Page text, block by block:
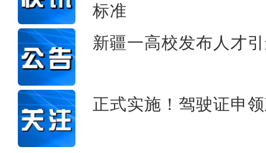
标准
新疆一高校发布人才
正式实施！驾驶证申